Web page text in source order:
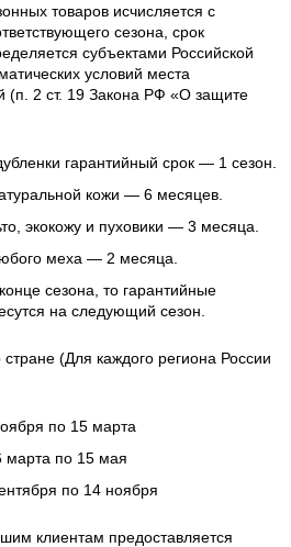
товаров исчисляется с
сезона, срок
субъектами Российской
условий места
(п. 2 ст. 19 Закона РФ «О защите
гарантийный срок — 1 сезон.
кожи — 6 месяцев.
экокожу и пуховики — 3 месяца.
меха — 2 месяца.
сезона, то гарантийные
на следующий сезон.
(Для каждого региона России
по 15 марта
марта по 15 мая
по 14 ноября
клиентам предоставляется